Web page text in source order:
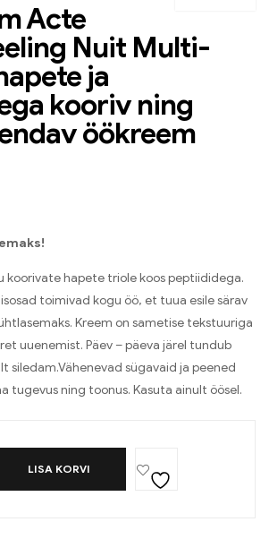
Acte
Nuit Multi-
ja
kooriv ning
öökreem
koorivate hapete triole koos peptiididega.
toimivad kogu öö, et tuua esile särav
Kreem on sametise tekstuuriga
uuenemist. Päev – päeva järel tundub
siledam.Vähenevad sügavaid ja peened
tugevus ning toonus. Kasuta ainult öösel.
LISA KORVI